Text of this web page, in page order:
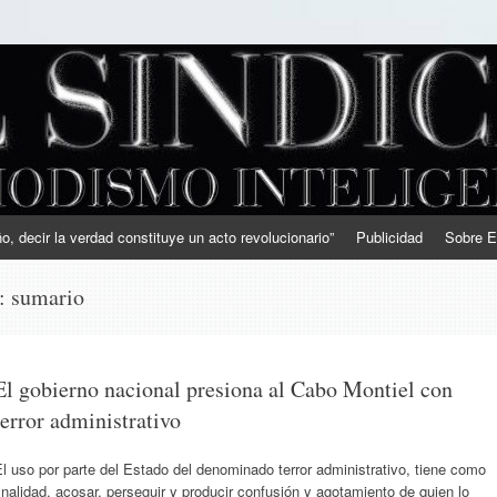
decir la verdad constituye un acto revolucionario” Publicidad Sobre
sumario
gobierno nacional presiona al Cabo Montiel con
administrativo
uso por parte del Estado del denominado terror administrativo, tiene como
acosar, perseguir y producir confusión y agotamiento de quien lo